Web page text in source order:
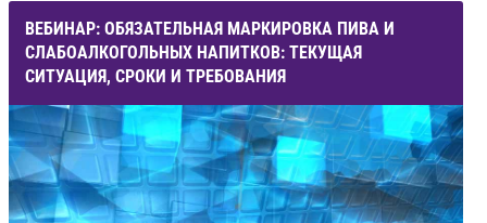
ВЕБИНАР: ОБЯЗАТЕЛЬНАЯ МАРКИРОВКА ПИВА И
СЛАБОАЛКОГОЛЬНЫХ НАПИТКОВ: ТЕКУЩАЯ
СИТУАЦИЯ, СРОКИ И ТРЕБОВАНИЯ